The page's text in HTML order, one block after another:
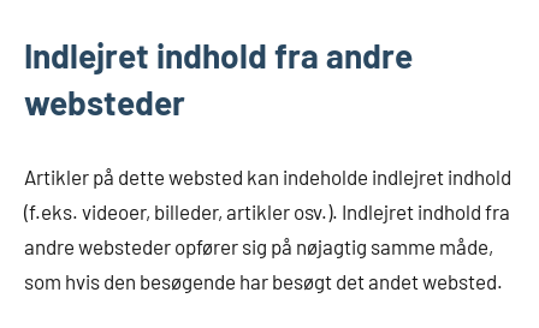
Indlejret indhold fra andre
websteder
Artikler på dette websted kan indeholde indlejret indhold
(f.eks. videoer, billeder, artikler osv.). Indlejret indhold fra
andre websteder opfører sig på nøjagtig samme måde,
som hvis den besøgende har besøgt det andet websted.